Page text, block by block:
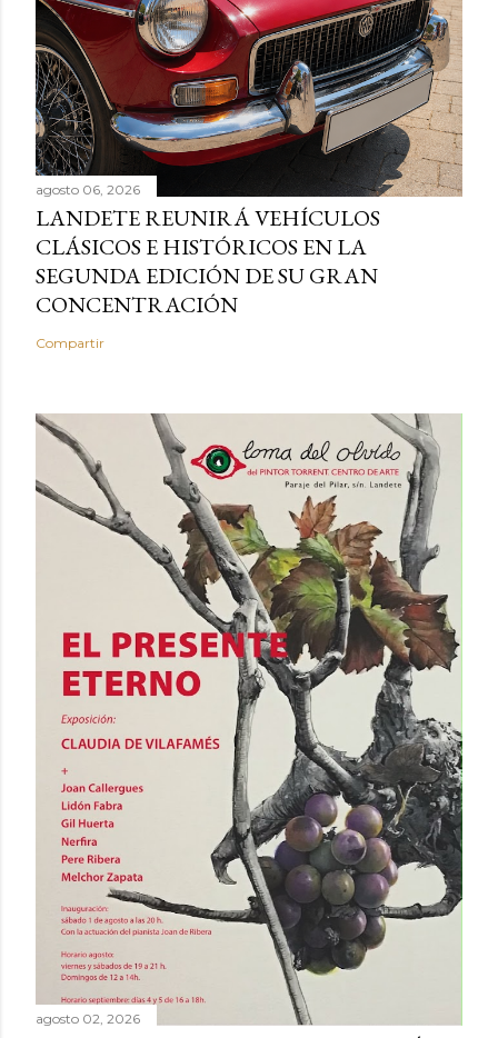
agosto 06, 2026
LANDETE REUNIRÁ VEHÍCULOS
CLÁSICOS E HISTÓRICOS EN LA
SEGUNDA EDICIÓN DE SU GRAN
CONCENTRACIÓN
Compartir
agosto 02, 2026